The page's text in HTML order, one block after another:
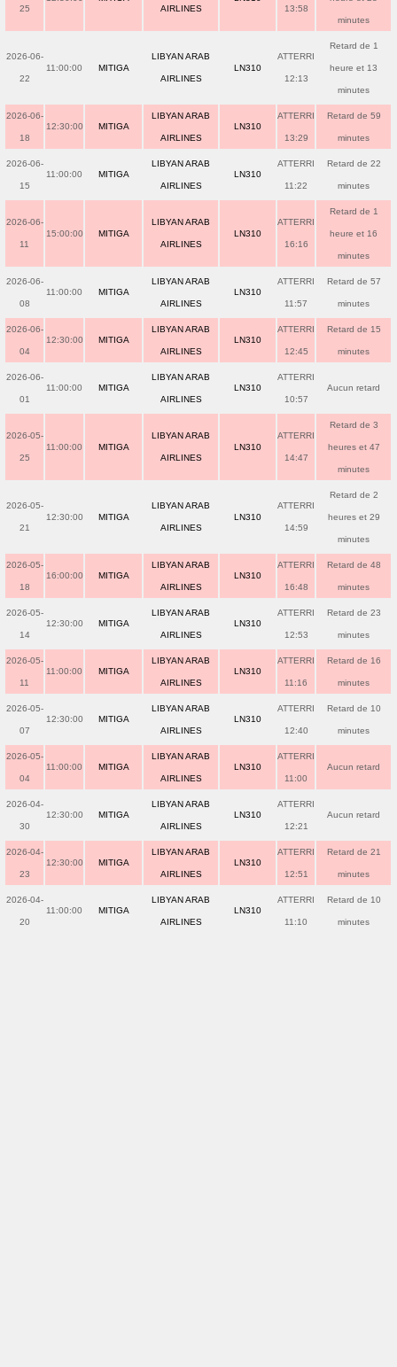
25 AIRLINES 13:58
minutes
2026-06-
22
11:00:00 MITIGA
LIBYAN ARAB
AIRLINES
LN310
ATTERRI
12:13
Retard de 1
heure et 13
minutes
2026-06-
18
12:30:00 MITIGA
LIBYAN ARAB
AIRLINES
LN310
ATTERRI
13:29
Retard de 59
minutes
2026-06-
15
11:00:00 MITIGA
LIBYAN ARAB
AIRLINES
LN310
ATTERRI
11:22
Retard de 22
minutes
2026-06-
11
15:00:00 MITIGA
LIBYAN ARAB
AIRLINES
LN310
ATTERRI
16:16
Retard de 1
heure et 16
minutes
2026-06-
08
11:00:00 MITIGA
LIBYAN ARAB
AIRLINES
LN310
ATTERRI
11:57
Retard de 57
minutes
2026-06-
04
12:30:00 MITIGA
LIBYAN ARAB
AIRLINES
LN310
ATTERRI
12:45
Retard de 15
minutes
2026-06-
01
11:00:00 MITIGA
LIBYAN ARAB
AIRLINES
LN310
ATTERRI
10:57
Aucun retard
2026-05-
25
11:00:00 MITIGA
LIBYAN ARAB
AIRLINES
LN310
ATTERRI
14:47
Retard de 3
heures et 47
minutes
2026-05-
21
12:30:00 MITIGA
LIBYAN ARAB
AIRLINES
LN310
ATTERRI
14:59
Retard de 2
heures et 29
minutes
2026-05-
18
16:00:00 MITIGA
LIBYAN ARAB
AIRLINES
LN310
ATTERRI
16:48
Retard de 48
minutes
2026-05-
14
12:30:00 MITIGA
LIBYAN ARAB
AIRLINES
LN310
ATTERRI
12:53
Retard de 23
minutes
2026-05-
11
11:00:00 MITIGA
LIBYAN ARAB
AIRLINES
LN310
ATTERRI
11:16
Retard de 16
minutes
2026-05-
07
12:30:00 MITIGA
LIBYAN ARAB
AIRLINES
LN310
ATTERRI
12:40
Retard de 10
minutes
2026-05-
04
11:00:00 MITIGA
LIBYAN ARAB
AIRLINES
LN310
ATTERRI
11:00
Aucun retard
2026-04-
30
12:30:00 MITIGA
LIBYAN ARAB
AIRLINES
LN310
ATTERRI
12:21
Aucun retard
2026-04-
23
12:30:00 MITIGA
LIBYAN ARAB
AIRLINES
LN310
ATTERRI
12:51
Retard de 21
minutes
2026-04-
20
11:00:00 MITIGA
LIBYAN ARAB
AIRLINES
LN310
ATTERRI
11:10
Retard de 10
minutes